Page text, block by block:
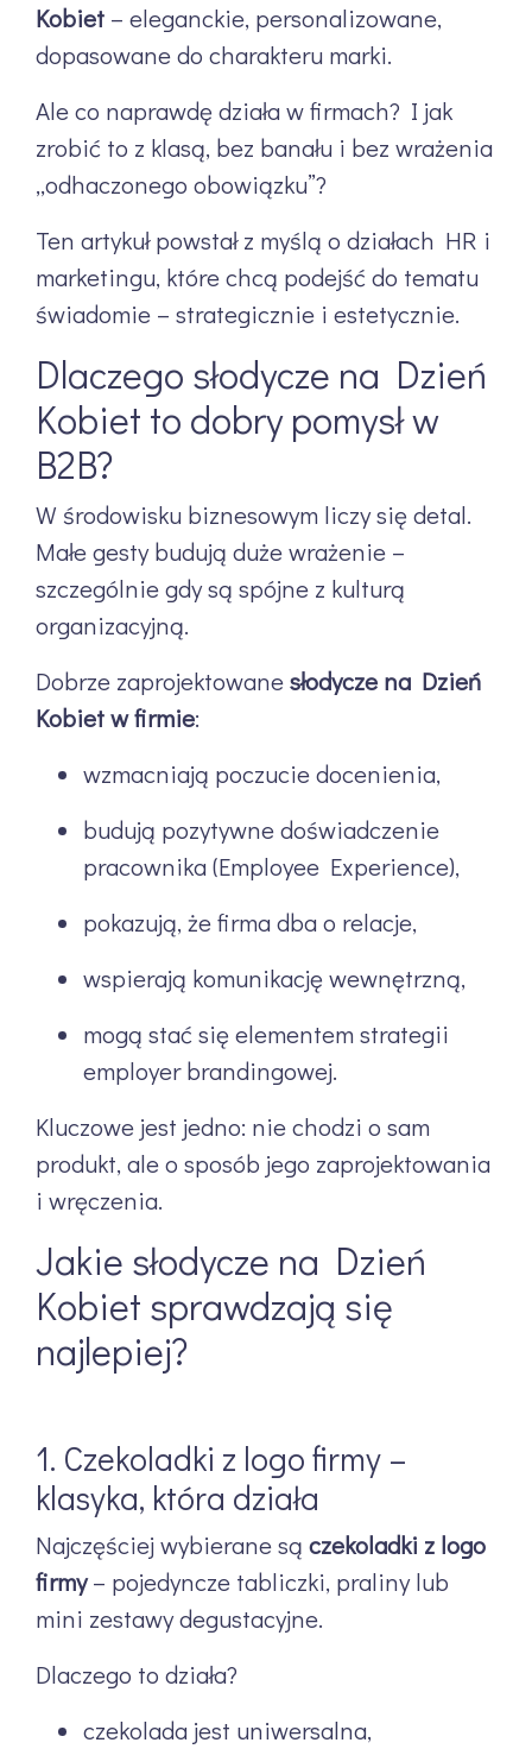
Kobiet – eleganckie, personalizowane,
dopasowane do charakteru marki.
Ale co naprawdę działa w firmach? I jak
zrobić to z klasą, bez banału i bez wrażenia
„odhaczonego obowiązku”?
Ten artykuł powstał z myślą o działach HR i
marketingu, które chcą podejść do tematu
świadomie – strategicznie i estetycznie.
Dlaczego słodycze na Dzień
Kobiet to dobry pomysł w
B2B?
W środowisku biznesowym liczy się detal.
Małe gesty budują duże wrażenie –
szczególnie gdy są spójne z kulturą
organizacyjną.
Dobrze zaprojektowanesłodycze na Dzień
Kobiet w firmie:
wzmacniają poczucie docenienia,
budują pozytywne doświadczenie
pracownika (Employee Experience),
pokazują, że firma dba o relacje,
wspierają komunikację wewnętrzną,
mogą stać się elementem strategii
employer brandingowej.
Kluczowe jest jedno: nie chodzi o sam
produkt, ale o sposób jego zaprojektowania
i wręczenia.
Jakie słodycze na Dzień
Kobiet sprawdzają się
najlepiej?
1. Czekoladki z logo firmy –
klasyka, która działa
Najczęściej wybierane są czekoladki z logo
firmy– pojedyncze tabliczki, praliny lub
mini zestawy degustacyjne.
Dlaczego to działa?
czekolada jest uniwersalna,